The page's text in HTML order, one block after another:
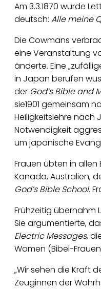
Am 3.3.1870 wurde
deutsch: Alle meine
Die Cowmans
eine Veranstaltung
änderte. Eine
in Japan berufen
der God’s Bible and
sie1901 gemeinsam
Heiligkeitslehre nach
Notwendigkeit
um japanische
Frauen übten in
Kanada, Australien,
God’s Bible School.
Frühzeitig übernahm
Sie argumentierte,
Electric Messages,
Women (Bibel-
„Wir sehen die Kraft
Zeuginnen der